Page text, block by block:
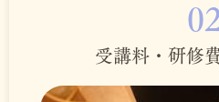
受講料・研修